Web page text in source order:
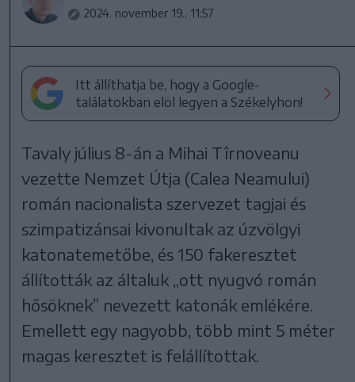
2024. november 19., 11:57
Itt állíthatja be, hogy a Google-
találatokban elöl legyen a Székelyhon!
Tavaly július 8-án a Mihai Tîrnoveanu
vezette Nemzet Útja (Calea Neamului)
román nacionalista szervezet tagjai és
szimpatizánsai kivonultak az úzvölgyi
katonatemetőbe, és 150 fakeresztet
állították az általuk „ott nyugvó román
hősöknek” nevezett katonák emlékére.
Emellett egy nagyobb, több mint 5 méter
magas keresztet is felállítottak.